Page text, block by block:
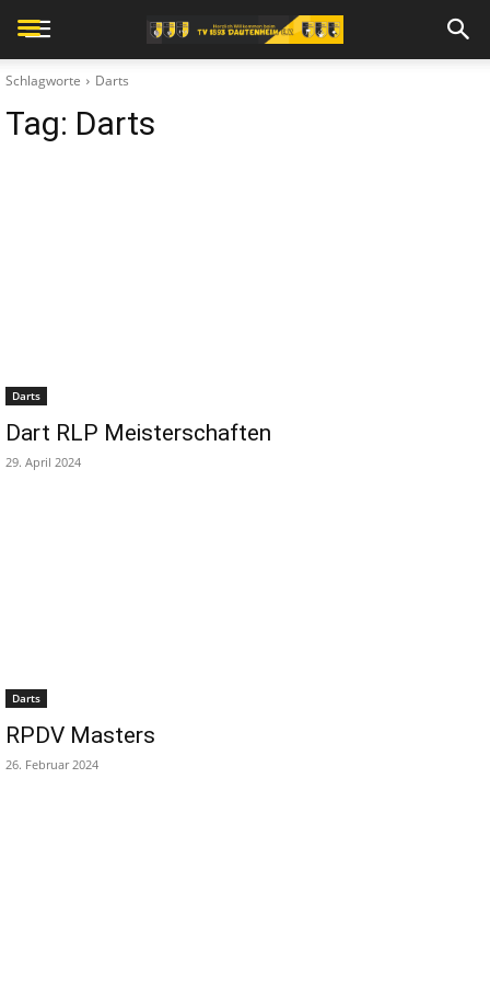
Schlagworte Darts
Tag: Darts
Darts
Dart RLP Meisterschaften
29. April 2024
Darts
RPDV Masters
26. Februar 2024